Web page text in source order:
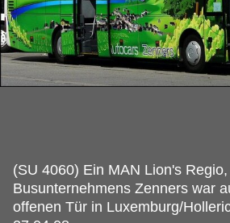
(SU 4060) Ein MAN Lion's
Busunternehmens Zenners war
offenen Tür in Luxemburg/